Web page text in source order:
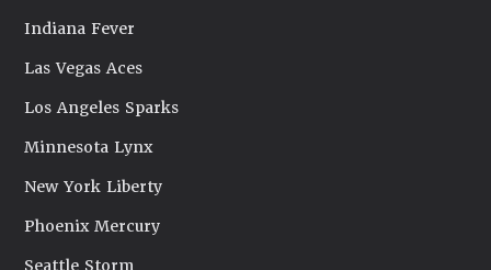
Indiana Fever
Las Vegas Aces
Los Angeles Sparks
Minnesota Lynx
New York Liberty
Phoenix Mercury
Seattle Storm